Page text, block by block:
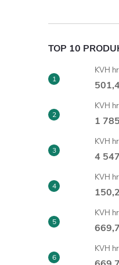
TOP 10
KVH
KVH
1
KVH
4
KVH
KVH
KVH